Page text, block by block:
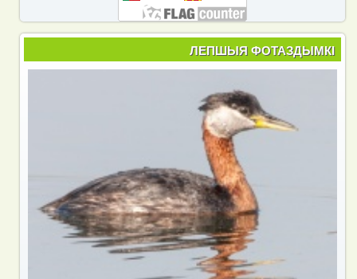
ЛЕПШЫЯ ФОТАЗДЫМКІ